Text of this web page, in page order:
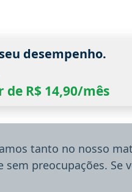
desempenho.
R$ 14,90/mês
tanto no nosso
preocupações. Se